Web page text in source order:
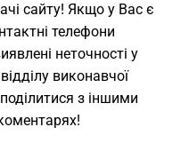
сайту! Якщо у Вас є
телефони
неточності у
виконавчої
з іншими